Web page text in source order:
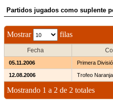
Partidos jugados como suplente
Mostrar filas
Fecha
05.11.2006 Primera
12.08.2006 Trofeo Naranja
Mostrando 1 a 2 de 2 totales